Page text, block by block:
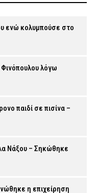
ενώ κολυμπούσε στο
λόγω
παιδί σε πισίνα –
Νάξου – Σηκώθηκε
η επιχείρηση